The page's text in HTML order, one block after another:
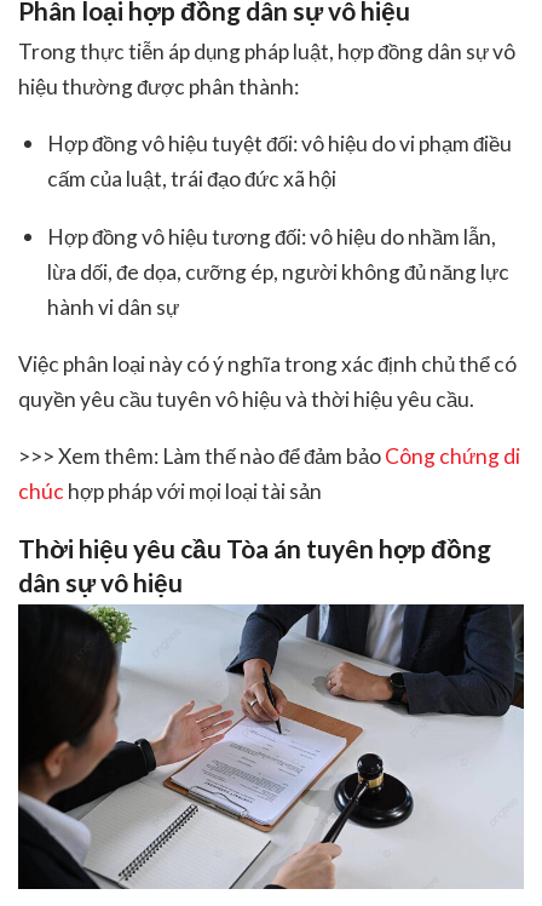
Phân loại hợp đồng dân sự vô hiệu
Trong thực tiễn áp dụng pháp luật, hợp đồng dân sự vô
hiệu thường được phân thành:
Hợp đồng vô hiệu tuyệt đối: vô hiệu do vi phạm điều
cấm của luật, trái đạo đức xã hội
Hợp đồng vô hiệu tương đối: vô hiệu do nhầm lẫn,
lừa dối, đe dọa, cưỡng ép, người không đủ năng lực
hành vi dân sự
Việc phân loại này có ý nghĩa trong xác định chủ thể có
quyền yêu cầu tuyên vô hiệu và thời hiệu yêu cầu.
>>> Xem thêm: Làm thế nào để đảm bảoCông chứng di
chúc hợp pháp với mọi loại tài sản
Thời hiệu yêu cầu Tòa án tuyên hợp đồng
dân sự vô hiệu